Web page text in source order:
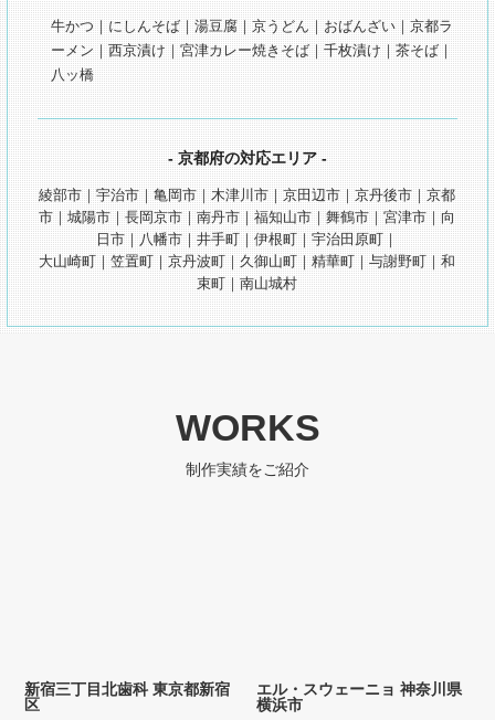
牛かつ｜にしんそば｜湯豆腐｜京うどん｜おばんざい｜京都ラ
ーメン｜西京漬け｜宮津カレー焼きそば｜千枚漬け｜茶そば｜
八ッ橋
- 京都府の対応エリア -
綾部市｜宇治市｜亀岡市｜木津川市｜京田辺市｜京丹後市｜京都
市｜城陽市｜長岡京市｜南丹市｜福知山市｜舞鶴市｜宮津市｜向
日市｜八幡市｜井手町｜伊根町｜宇治田原町｜
大山崎町｜笠置町｜京丹波町｜久御山町｜精華町｜与謝野町｜和
束町｜南山城村
WORKS
制作実績をご紹介
新宿三丁目北歯科東京都新宿
区
エル・スウェーニョ神奈川県
横浜市